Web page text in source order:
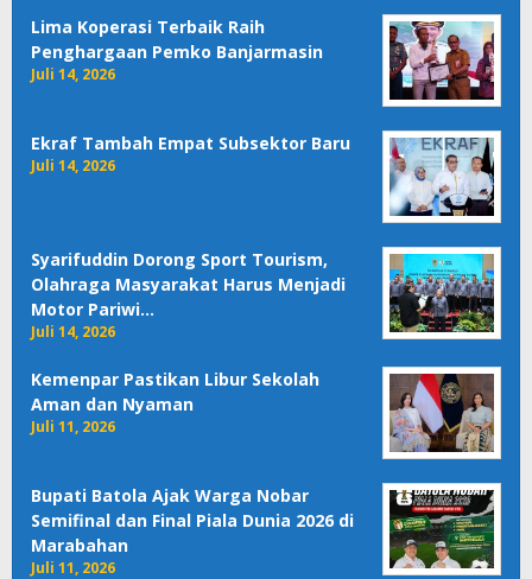
Lima Koperasi Terbaik Raih
Penghargaan Pemko Banjarmasin
Juli 14, 2026
Ekraf Tambah Empat Subsektor Baru
Juli 14, 2026
Syarifuddin Dorong Sport Tourism,
Olahraga Masyarakat Harus Menjadi
Motor Pariwi…
Juli 14, 2026
Kemenpar Pastikan Libur Sekolah
Aman dan Nyaman
Juli 11, 2026
Bupati Batola Ajak Warga Nobar
Semifinal dan Final Piala Dunia 2026 di
Marabahan
Juli 11, 2026